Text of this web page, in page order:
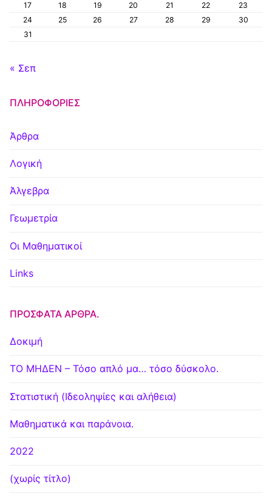
17
18 19 20 21 22
23
24
25 26 27 28 29
30
31
« Σεπ
ΠΛΗΡΟΦΟΡΊΕΣ
Άρθρα
Λογική
Άλγεβρα
Γεωμετρία
Οι Μαθηματικοί
Links
ΠΡΌΣΦΑΤΑ ΆΡΘΡΑ.
Δοκιμή
ΤΟ ΜΗΔΕΝ – Τόσο απλό μα… τόσο δύσκολο.
Στατιστική (Ιδεοληψίες και αλήθεια)
Μαθηματικά και παράνοια.
2022
(χωρίς τίτλο)